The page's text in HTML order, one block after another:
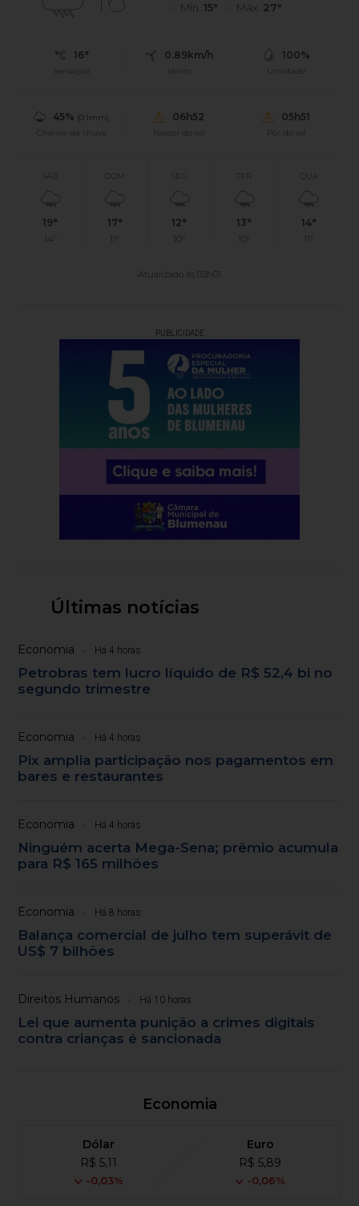
Mín. 15° Máx. 27°
16°
Sensação
0.89km/h
Vento
100%
Umidade
45% (0.1mm)
Chance de chuva
06h52
Nascer do sol
05h51
Pôr do sol
SÁB
19°
14°
DOM
17°
11°
SEG
12°
10°
TER
13°
10°
QUA
14°
11°
Atualizado às 03h01
PUBLICIDADE
Últimas notícias
Economia Há 4 horas
Petrobras tem lucro líquido de R$ 52,4 bi no
segundo trimestre
Economia Há 4 horas
Pix amplia participação nos pagamentos em
bares e restaurantes
Economia Há 4 horas
Ninguém acerta Mega-Sena; prêmio acumula
para R$ 165 milhões
Economia Há 8 horas
Balança comercial de julho tem superávit de
US$ 7 bilhões
Direitos Humanos Há 10 horas
Lei que aumenta punição a crimes digitais
contra crianças é sancionada
Economia
Dólar
R$ 5,11
-0,03%
Euro
R$ 5,89
-0,06%